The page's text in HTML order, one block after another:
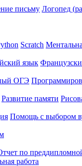
письму Логопед
Scratch
язык
ОГЭ
Развитие памяти
Помощь с выбором
по
работа